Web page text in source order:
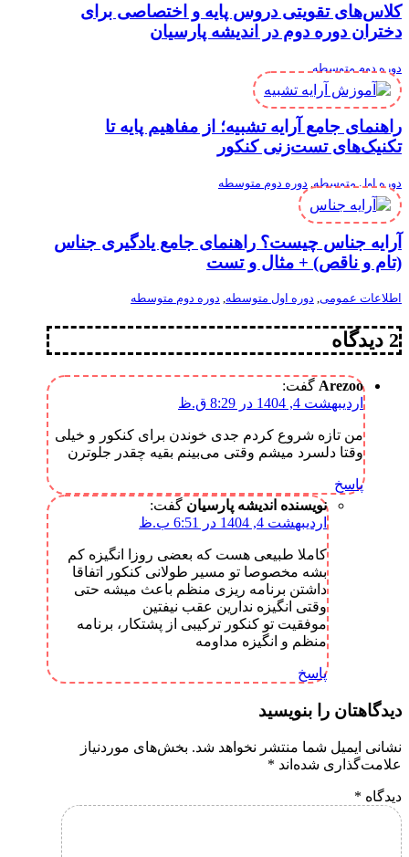
کلاس‌های تقویتی دروس پایه و اختصاصی برای
دختران دوره دوم در اندیشه پارسیان
دوره دوم متوسطه
راهنمای جامع آرایه تشبیه؛ از مفاهیم پایه تا
تکنیک‌های تست‌زنی کنکور
دوره اول متوسطه, دوره دوم متوسطه
آرایه جناس چیست؟ راهنمای جامع یادگیری جناس
(تام و ناقص) + مثال و تست
اطلاعات عمومی, دوره اول متوسطه, دوره دوم متوسطه
2 دیدگاه
Arezoo گفت:
اردیبهشت 4, 1404 در 8:29 ق.ظ
من تازه شروع کردم جدی خوندن برای کنکور و خیلی
وقتا دلسرد میشم وقتی می‌بینم بقیه چقدر جلوترن
پاسخ
نویسنده اندیشه پارسیان گفت:
اردیبهشت 4, 1404 در 6:51 ب.ظ
کاملا طبیعی هست که بعضی روزا انگیزه کم
بشه مخصوصا تو مسیر طولانی کنکور اتفاقا
داشتن برنامه ریزی منظم باعث میشه حتی
وقتی انگیزه ندارین عقب نیفتین
موفقیت تو کنکور ترکیبی از پشتکار، برنامه
منظم و انگیزه مداومه
پاسخ
دیدگاهتان را بنویسید
نشانی ایمیل شما منتشر نخواهد شد. بخش‌های موردنیاز
علامت‌گذاری شده‌اند *
دیدگاه *